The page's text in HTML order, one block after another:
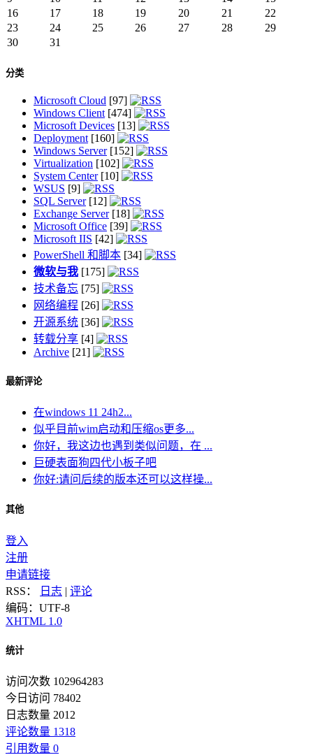
16
17 18 19 20 21
22
23
24 25 26 27 28
29
30
31
分类
Microsoft Cloud [97]
Windows Client [474]
Microsoft Devices [13]
Deployment [160]
Windows Server[152]
Virtualization [102]
System Center[10]
WSUS [9]
SQL Server[12]
Exchange Server[18]
Microsoft Office [39]
Microsoft IIS [42]
PowerShell 和脚本 [34]
微软与我 [175]
技术备忘 [75]
网络编程 [26]
开源系统 [36]
转载分享 [4]
Archive [21]
最新评论
在windows 11 24h2...
似乎目前wim启动和压缩os更多...
你好，我这边也遇到类似问题，在 ...
巨硬表面狗四代小板子吧
你好:请问后续的版本还可以这样操...
其他
登入
注册
申请链接
RSS：
日志 | 评论
编码：UTF-8
XHTML 1.0
统计
访问次数 102964283
今日访问 78402
日志数量 2012
评论数量 1318
引用数量 0